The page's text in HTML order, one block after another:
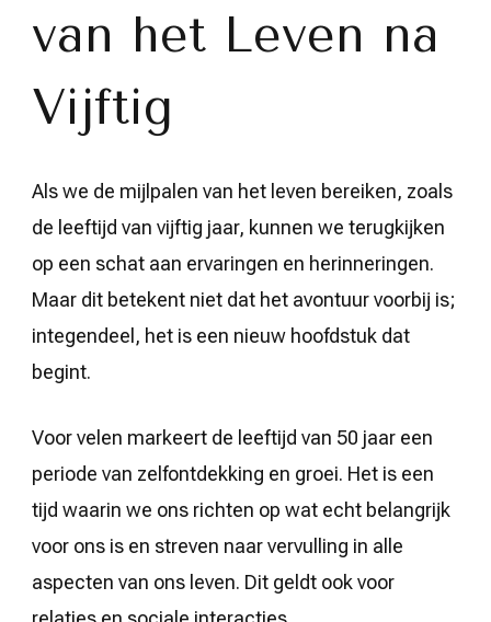
van het Leven na
Vijftig
Als we de mijlpalen van het leven bereiken, zoals
de leeftijd van vijftig jaar, kunnen we terugkijken
op een schat aan ervaringen en herinneringen.
Maar dit betekent niet dat het avontuur voorbij is;
integendeel, het is een nieuw hoofdstuk dat
begint.
Voor velen markeert de leeftijd van 50 jaar een
periode van zelfontdekking en groei. Het is een
tijd waarin we ons richten op wat echt belangrijk
voor ons is en streven naar vervulling in alle
aspecten van ons leven. Dit geldt ook voor